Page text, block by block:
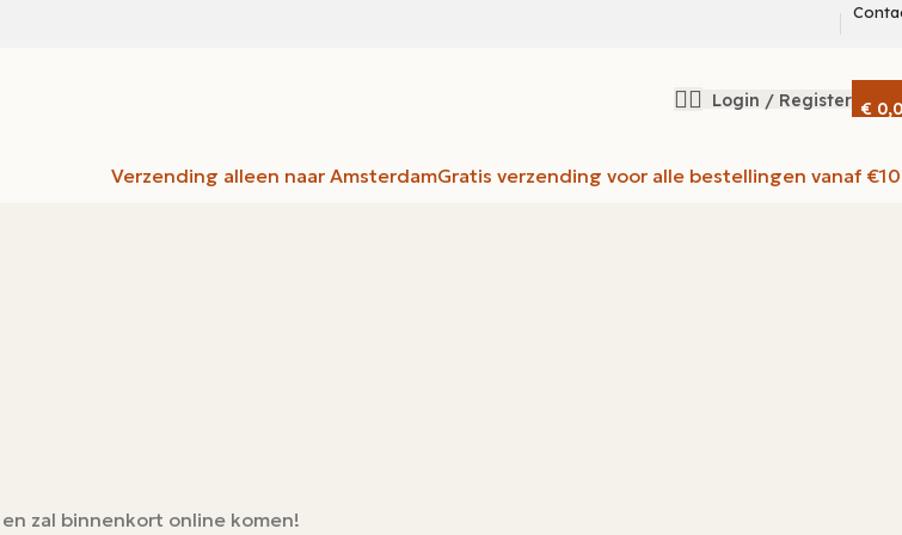
Login / Register €
Verzending alleen naar AmsterdamGratis verzending voor alle bestellingen vanaf
zal binnenkort online komen!